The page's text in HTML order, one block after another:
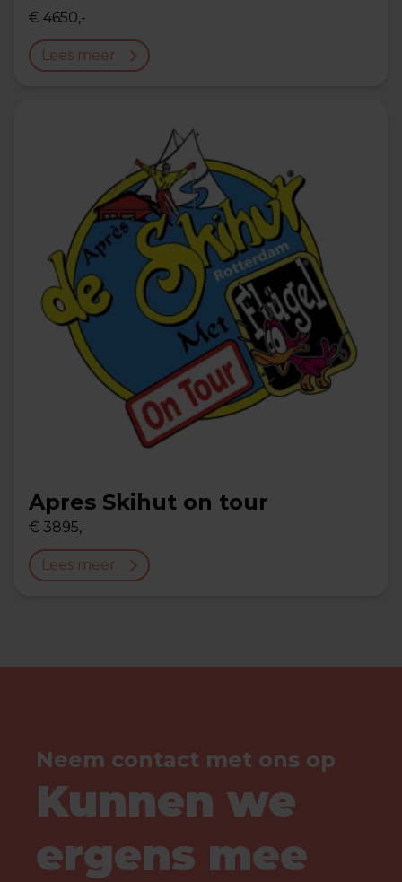
€ 4650,-
Lees meer
Apres Skihut on tour
€ 3895,-
Lees meer
Neem contact met ons op
Kunnen we
ergens mee